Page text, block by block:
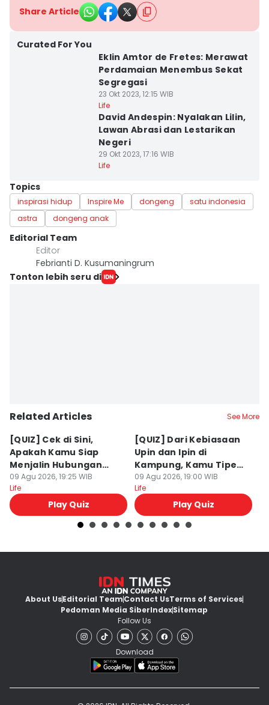
Share Article
Curated For You
Eklin Amtor de Fretes: Merawat
Perdamaian Menembus Sekat
Segregasi
23 Okt 2023, 12:15 WIB
Life
David Andespin: Nyalakan Lilin,
Lawan Abrasi dan Lestarikan
Negeri
29 Okt 2023, 17:16 WIB
Life
Topics
inspirasi hidup Inspire Me dongeng
satu indonesia
astra
dongeng anak
Editorial Team
Editor
Febrianti D. Kusumaningrum
Tonton lebih seru di
Related Articles See More
[QUIZ] Cek di Sini,
Apakah Kamu Siap
Menjalin Hubungan
Serius?
09 Agu 2026, 19:25 WIB
Life
Play Quiz
[QUIZ] Dari Kebiasaan
Upin dan Ipin di
Kampung, Kamu Tipe
yang Pendendam atau
Pemurung?
09 Agu 2026, 19:00 WIB
Life
Play Quiz
About UsEditorial TeamContact UsTerms of Services
Pedoman Media SiberIndexSitemap
Follow Us
Download